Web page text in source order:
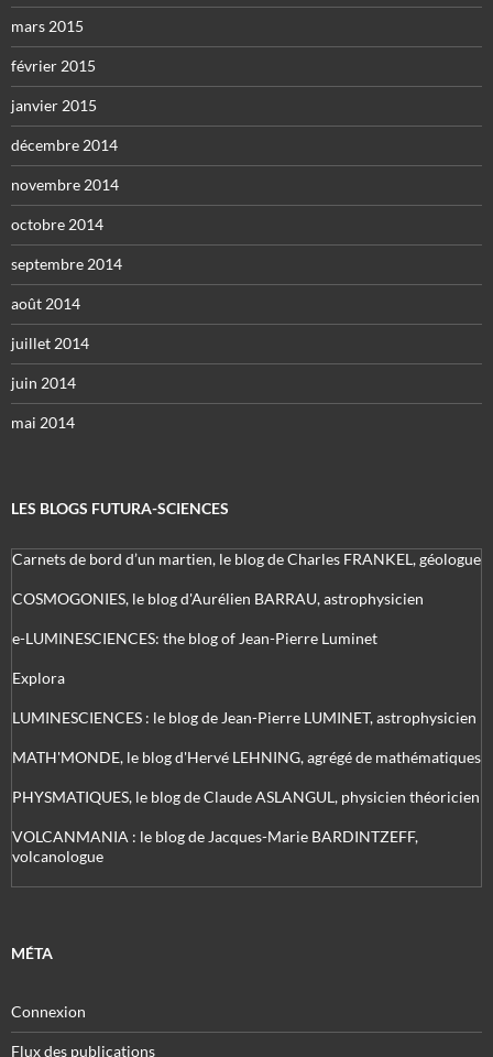
mars 2015
février 2015
janvier 2015
décembre 2014
novembre 2014
octobre 2014
septembre 2014
août 2014
juillet 2014
juin 2014
mai 2014
LES BLOGS FUTURA-SCIENCES
Carnets de bord d’un martien, le blog de Charles FRANKEL, géologue
COSMOGONIES, le blog d'Aurélien BARRAU, astrophysicien
e-LUMINESCIENCES: the blog of Jean-Pierre Luminet
Explora
LUMINESCIENCES : le blog de Jean-Pierre LUMINET, astrophysicien
MATH'MONDE, le blog d'Hervé LEHNING, agrégé de mathématiques
PHYSMATIQUES, le blog de Claude ASLANGUL, physicien théoricien
VOLCANMANIA : le blog de Jacques-Marie BARDINTZEFF,
volcanologue
MÉTA
Connexion
Flux des publications